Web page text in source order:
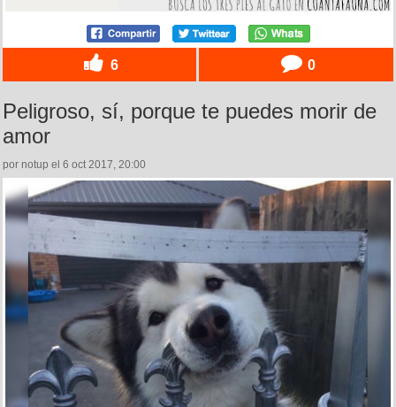
6 0
Peligroso, sí, porque te puedes morir de
amor
por notup el 6 oct 2017, 20:00